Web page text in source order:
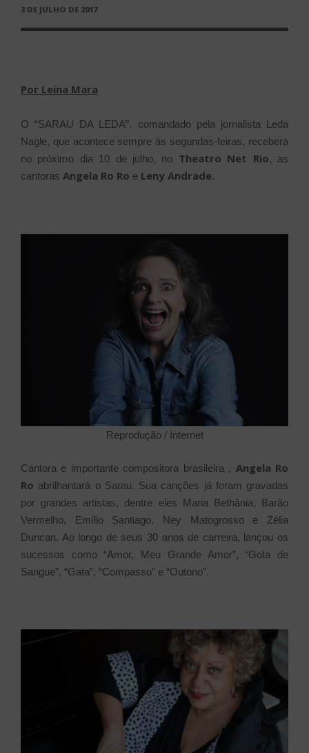
PUBLICADO
3 DE JULHO DE 2017
Por Leina Mara
O “SARAU DA LEDA”, comandado pela jornalista Leda
Nagle, que acontece sempre às segundas-feiras, receberá
no próximo dia 10 de julho, no Theatro Net Rio, as
cantoras Angela Ro Ro e Leny Andrade.
Reprodução / Internet
Cantora e importante compositora brasileira , Angela Ro
Ro abrilhantará o Sarau. Sua canções já foram gravadas
por grandes artistas, dentre eles Maria Bethânia, Barão
Vermelho, Emílio Santiago, Ney Matogrosso e Zélia
Duncan. Ao longo de seus 30 anos de carreira, lançou os
sucessos como “Amor, Meu Grande Amor”, “Gota de
Sangue”, “Gata”, “Compasso” e “Outono”.